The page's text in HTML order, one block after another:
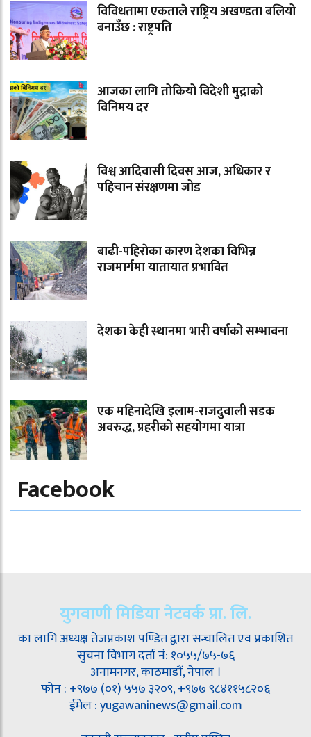
विविधतामा एकताले राष्ट्रिय अखण्डता बलियो
बनाउँछ : राष्ट्रपति
आजका लागि तोकियो विदेशी मुद्राको
विनिमय दर
विश्व आदिवासी दिवस आज, अधिकार र
पहिचान संरक्षणमा जोड
बाढी-पहिराेका कारण देशका विभिन्न
राजमार्गमा यातायात प्रभावित
देशका केही स्थानमा भारी वर्षाको सम्भावना
एक महिनादेखि इलाम-राजदुवाली सडक
अवरुद्ध, प्रहरीको सहयोगमा यात्रा
Facebook
युगवाणी मिडिया नेटवर्क प्रा. लि.
का लागि अध्यक्ष तेजप्रकाश पण्डित द्वारा सन्चालित एव प्रकाशित
सुचना विभाग दर्ता नं: १०५५/७५-७६
अनामनगर, काठमाडौं, नेपाल ।
फोन : +९७७ (०१) ५५७ ३२०९, +९७७ ९८४११५८२०६
ईमेल : yugawaninews@gmail.com